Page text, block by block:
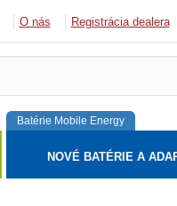
O nás Registrácia dealera
Batérie Mobile Energy
NOVÉ BATÉRIE A